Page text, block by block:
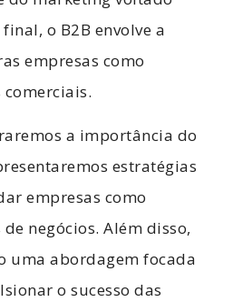
o B2B envolve a
empresas como
a importância do
estratégias
empresas como
negócios. Além disso,
uma abordagem focada
o sucesso das